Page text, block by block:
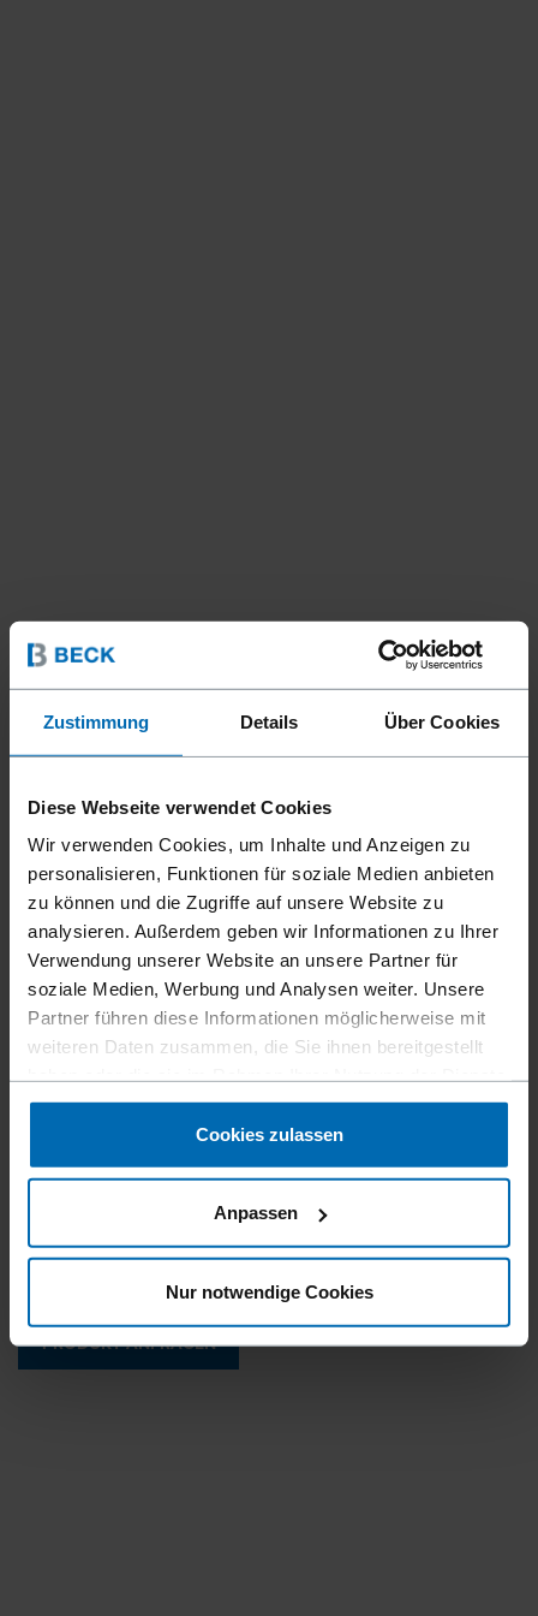
Zustimmung Details Über Cookies
Diese Webseite verwendet Cookies
Wir verwenden Cookies, um Inhalte und Anzeigen zu
personalisieren, Funktionen für soziale Medien anbieten
zu können und die Zugriffe auf unsere Website zu
analysieren. Außerdem geben wir Informationen zu Ihrer
Verwendung unserer Website an unsere Partner für
soziale Medien, Werbung und Analysen weiter. Unsere
Partner führen diese Informationen möglicherweise mit
weiteren Daten zusammen, die Sie ihnen bereitgestellt
gesammelt haben.
Cookies zulassen
Anpassen
Nur notwendige Cookies
Befestigungsmittel///Klammern// /Standard­klammern
Feindraht­klammern
BECK SBS 19
PRODUKT ANFRAGEN